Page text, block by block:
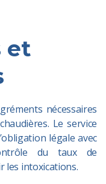
et
nécessaires
Le service
légale avec
du taux de
les intoxications.